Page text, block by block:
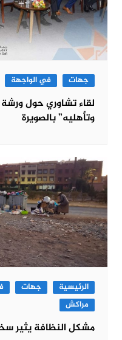
جهات في الواجهة
لقاء تشاوري حول ورشة
وتأهليه” بالصويرة
الرئيسية جهات
مراكش
مشكل النظافة يثير